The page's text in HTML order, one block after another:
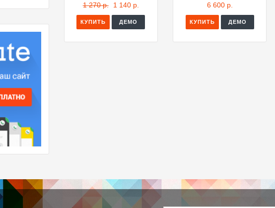
1 270 р. 1 140 р.
КУПИТЬ ДЕМО
6 600 р.
КУПИТЬ ДЕМО